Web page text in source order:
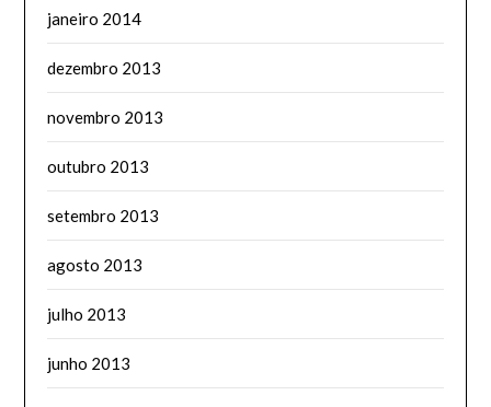
janeiro 2014
dezembro 2013
novembro 2013
outubro 2013
setembro 2013
agosto 2013
julho 2013
junho 2013